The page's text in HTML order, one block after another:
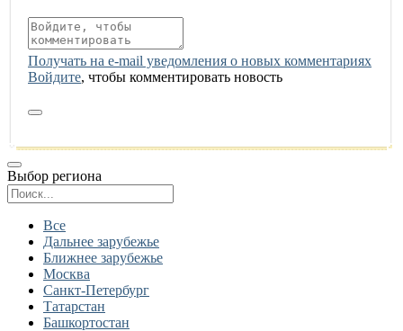
Получать на e‑mail уведомления о новых комментариях
Войдите, чтобы комментировать новость
Выбор региона
Все
Дальнее зарубежье
Ближнее зарубежье
Москва
Санкт-Петербург
Татарстан
Башкортостан